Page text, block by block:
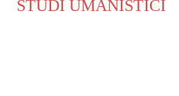
STUDI UMANISTICI